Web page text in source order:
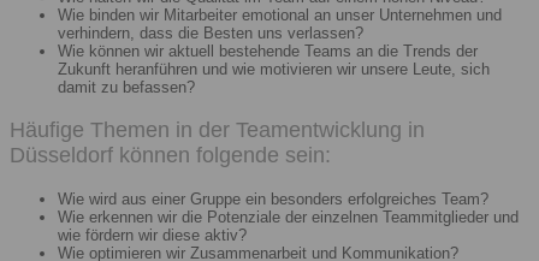
Wie binden wir Mitarbeiter emotional an unser Unternehmen und
verhindern, dass die Besten uns verlassen?
Wie können wir aktuell bestehende Teams an die Trends der
Zukunft heranführen und wie motivieren wir unsere Leute, sich
damit zu befassen?
Häufige Themen in der Teamentwicklung in
Düsseldorf können folgende sein:
Wie wird aus einer Gruppe ein besonders erfolgreiches Team?
Wie erkennen wir die Potenziale der einzelnen Teammitglieder und
wie fördern wir diese aktiv?
Wie optimieren wir Zusammenarbeit und Kommunikation?